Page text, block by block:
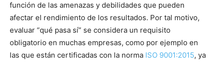
función de las amenazas y debilidades que pueden
afectar el rendimiento de los resultados. Por tal motivo,
evaluar “qué pasa sí” se considera un requisito
obligatorio en muchas empresas, como por ejemplo en
las que están certificadas con la norma ISO 9001:2015, ya